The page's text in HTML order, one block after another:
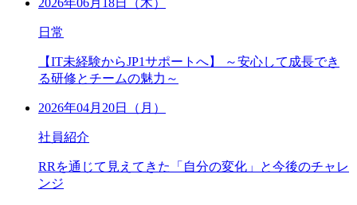
2026年06月18日（木）
日常
【IT未経験からJP1サポートへ】 ～安心して成長でき
る研修とチームの魅力～
2026年04月20日（月）
社員紹介
RRを通じて見えてきた「自分の変化」と今後のチャレ
ンジ